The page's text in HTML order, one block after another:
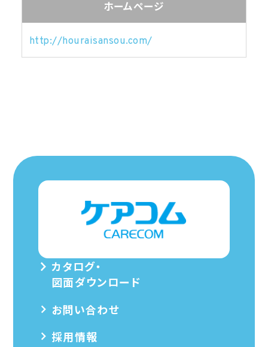
ホームページ
http://houraisansou.com/
カタログ・
図面ダウンロード
お問い合わせ
採用情報